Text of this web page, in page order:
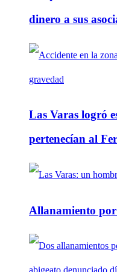
dinero a sus
Las Varas logró
pertenecían al
Allanamiento